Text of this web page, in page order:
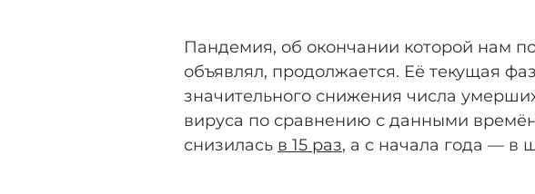
Пандемия, об окончании которой нам
объявлял, продолжается. Её текущая
значительного снижения числа
вируса по сравнению с данными
снизилась в 15 раз, а с начала года — в